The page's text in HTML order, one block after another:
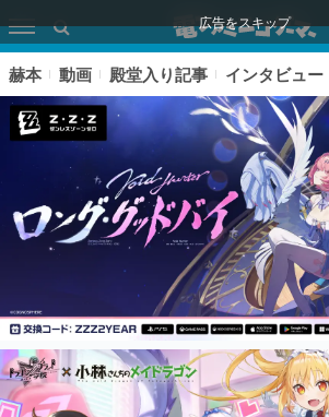
広告をスキップ
ピックアップ
赫本 動画 殿堂入り記事 インタビュー